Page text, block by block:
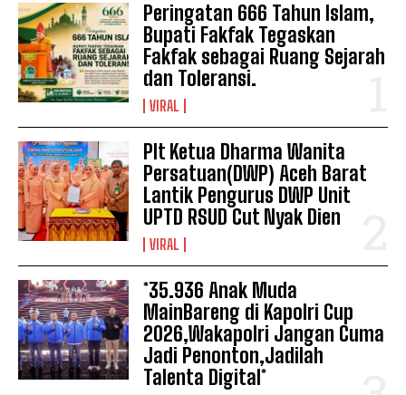
Peringatan 666 Tahun Islam,
Bupati Fakfak Tegaskan
Fakfak sebagai Ruang Sejarah
dan Toleransi.
VIRAL
Plt Ketua Dharma Wanita
Persatuan(DWP) Aceh Barat
Lantik Pengurus DWP Unit
UPTD RSUD Cut Nyak Dien
VIRAL
*35.936 Anak Muda
MainBareng di Kapolri Cup
2026,Wakapolri Jangan Cuma
Jadi Penonton,Jadilah
Talenta Digital*